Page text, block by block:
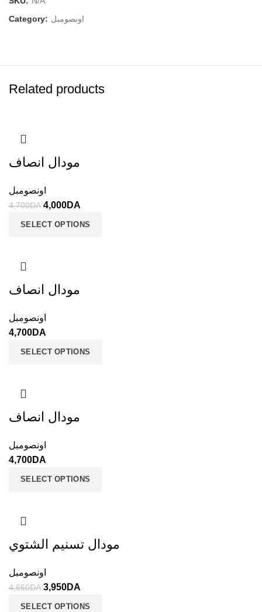
Category: اونصومبل
Related products
مودال انصاف
اونصومبل
4,700DA 4,000DA
SELECT OPTIONS
مودال انصاف
اونصومبل
4,700DA
SELECT OPTIONS
مودال انصاف
اونصومبل
4,700DA
SELECT OPTIONS
مودال تسنيم الشتوي
اونصومبل
4,650DA 3,950DA
SELECT OPTIONS